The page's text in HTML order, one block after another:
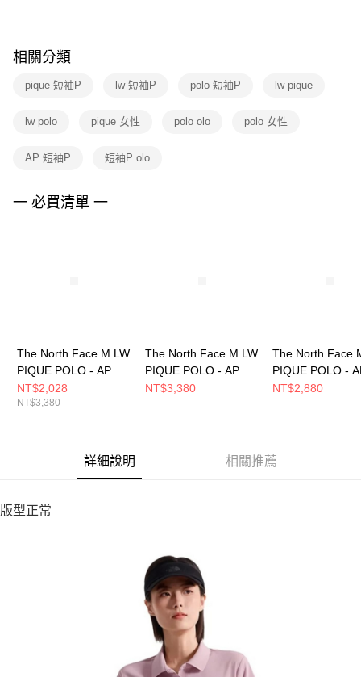
※ 交易是否成功請以「AFTEE先享後付 」之結帳頁面顯示為準，若有關於
是否繳費成功／繳費後需取消欲退款等相關疑問，請聯繫「AFTEE先享後付
客戶支援中心」
https://netprotections.freshdesk.com/support/home
１．透過由恩沛科技股份有限公司提供之「AFTEE先享後付」服務完成之交
權轉讓予恩沛科技股份有限公司。
３．未成年的使用者請事先徵得法定代理人或監護人之同意方可使用
「AFTEE先享後付」，若未經同意申辦者引起之損失，本公司不負相關責
相關分類
pique 短袖P lw 短袖P polo 短袖P lw pique
lw polo pique 女性 polo olo polo 女性
AP 短袖P 短袖P olo
一 必買清單 一
The North Face M LW
PIQUE POLO - AP 男
短袖POLO
NF0A87W2HCH
NT$2,028
NT$3,380
The North Face M LW
PIQUE POLO - AP 男
短袖POLO
NT$3,380
The North Face
PIQUE POLO -
短袖POLO
NT$2,880
詳細說明 相關推薦
版型正常